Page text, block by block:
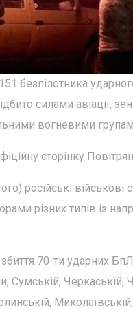
безпілотника
силами авіації,
вогневими
сторінку
російські
різних типів із
70-ти ударних
Сумській, Черкаській,